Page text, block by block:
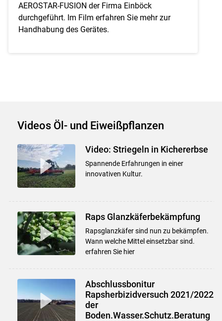
AEROSTAR-FUSION der Firma Einböck
durchgeführt. Im Film erfahren Sie mehr zur
Handhabung des Gerätes.
Videos Öl- und Eiweißpflanzen
Video: Striegeln in Kichererbse
Spannende Erfahrungen in einer
innovativen Kultur.
Raps Glanzkäferbekämpfung
Rapsglanzkäfer sind nun zu bekämpfen.
Wann welche Mittel einsetzbar sind.
erfahren Sie hier
Abschlussbonitur
Rapsherbizidversuch 2021/2022
der
Boden.Wasser.Schutz.Beratung